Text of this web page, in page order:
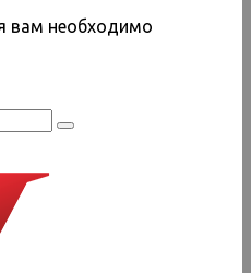
вам необходимо